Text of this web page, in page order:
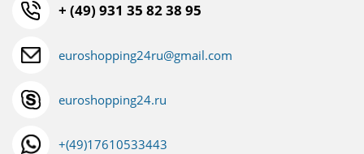
+ (49) 931 35 82 38 95
euroshopping24ru@gmail.com
euroshopping24.ru
+(49)17610533443